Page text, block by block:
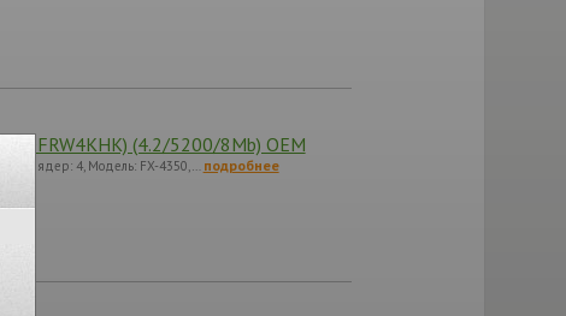
(4.2/5200/8Mb) OEM
ядер: 4, Модель: FX-4350,… подробнее